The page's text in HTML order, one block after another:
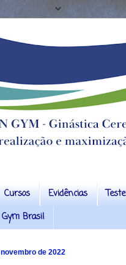
Cursos Evidências
Brasil
de 2022